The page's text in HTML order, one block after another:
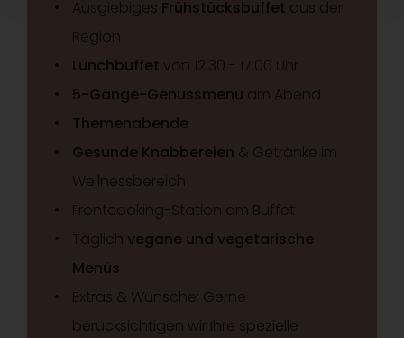
Ausgiebiges Frühstücksbuffet aus der
Region
Lunchbuffet von 12.30 - 17.00 Uhr
5-Gänge-Genussmenü am Abend
Themenabende
Gesunde Knabbereien & Getränke im
Wellnessbereich
Frontcooking-Station am Buffet
Täglich vegane und vegetarische
Menüs
Extras & Wünsche: Gerne
berücksichtigen wir Ihre spezielle